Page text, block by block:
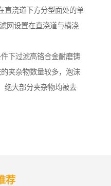
直浇道下方分型面处的单
网设置在直浇道与横浇
下过滤高铬合金耐磨铸
夹杂物数量较多，泡沫
绝大部分夹杂物均被去
荐